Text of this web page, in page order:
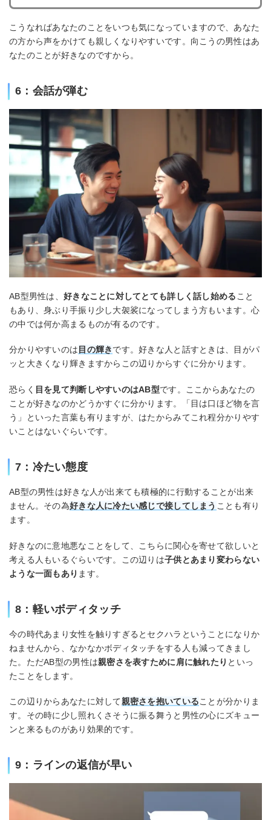
こうなればあなたのことをいつも気になっていますので、あなた
の方から声をかけても親しくなりやすいです。向こうの男性はあ
なたのことが好きなのですから。
6：会話が弾む
AB型男性は、 好きなことに対してとても詳しく話し始める こと
もあり、身ぶり手振り少し大袈裟になってしまう方もいます。心
の中では何か高まるものが有るのです。
分かりやすいのは 目の輝きです。好きな人と話すときは、目がパ
ッと大きくなり輝きますからこの辺りからすぐに分かります。
恐らく 目を見て判断しやすいのはAB型です。ここからあなたの
ことが好きなのかどうかすぐに分かります。「目は口ほど物を言
う」といった言葉も有りますが、はたからみてこれ程分かりやす
いことはないぐらいです。
7：冷たい態度
AB型の男性は好きな人が出来ても積極的に行動することが出来
ません。その為好きな人に冷たい感じで接してしまう ことも有り
ます。
好きなのに意地悪なことをして、こちらに関心を寄せて欲しいと
考える人もいるぐらいです。この辺りは子供とあまり変わらない
ような一面もあり ます。
8：軽いボディタッチ
今の時代あまり女性を触りすぎるとセクハラということになりか
ねませんから、なかなかボディタッチをする人も減ってきまし
た。ただAB型の男性は親密さを表すために肩に触れたり といっ
たことをします。
この辺りからあなたに対して親密さを抱いていることが分かりま
す。その時に少し照れくさそうに振る舞うと男性の心にズキュー
ンと来るものがあり効果的です。
9：ラインの返信が早い